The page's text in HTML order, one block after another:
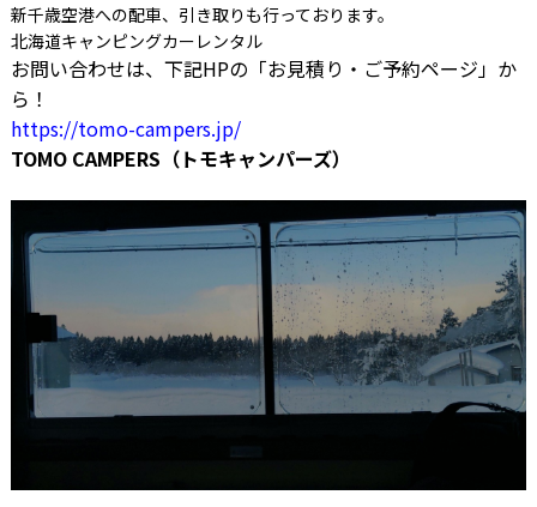
新千歳空港への配車、引き取りも行っております。
北海道キャンピングカーレンタル
お問い合わせは、下記HPの「お見積り・ご予約ページ」か
ら！
https://tomo-campers.jp/
TOMO CAMPERS（トモキャンパーズ）